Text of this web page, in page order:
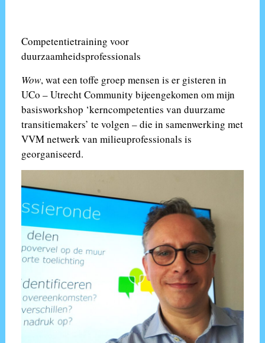
Competentietraining voor
duurzaamheidsprofessionals
Wow, wat een toffe groep mensen is er gisteren in
UCo – Utrecht Community bijeengekomen om mijn
basisworkshop ‘kerncompetenties van duurzame
transitiemakers’ te volgen – die in samenwerking met
VVM netwerk van milieuprofessionals is
georganiseerd.